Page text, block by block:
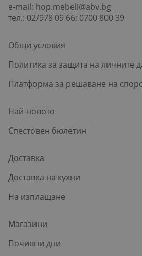
e-mail: hop.mebeli@abv.bg
тел.: 02/978 09 66; 0700 800 39
Общи условия
Политика за защита на личните
Платформа за решаване на
Най-новото
Спестовен бюлетин
Доставка
Доставка на кухни
На изплащане
Магазини
Почивни дни